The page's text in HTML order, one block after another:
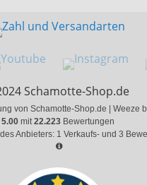
Schamotte-Shop.de
von Schamotte-Shop.de | Weeze
5.00 mit22.223 Bewertungen
Anbieters: 1 Verkaufs- und 3